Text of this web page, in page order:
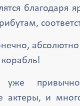
благодаря
абсолютно
уже
актеры, и